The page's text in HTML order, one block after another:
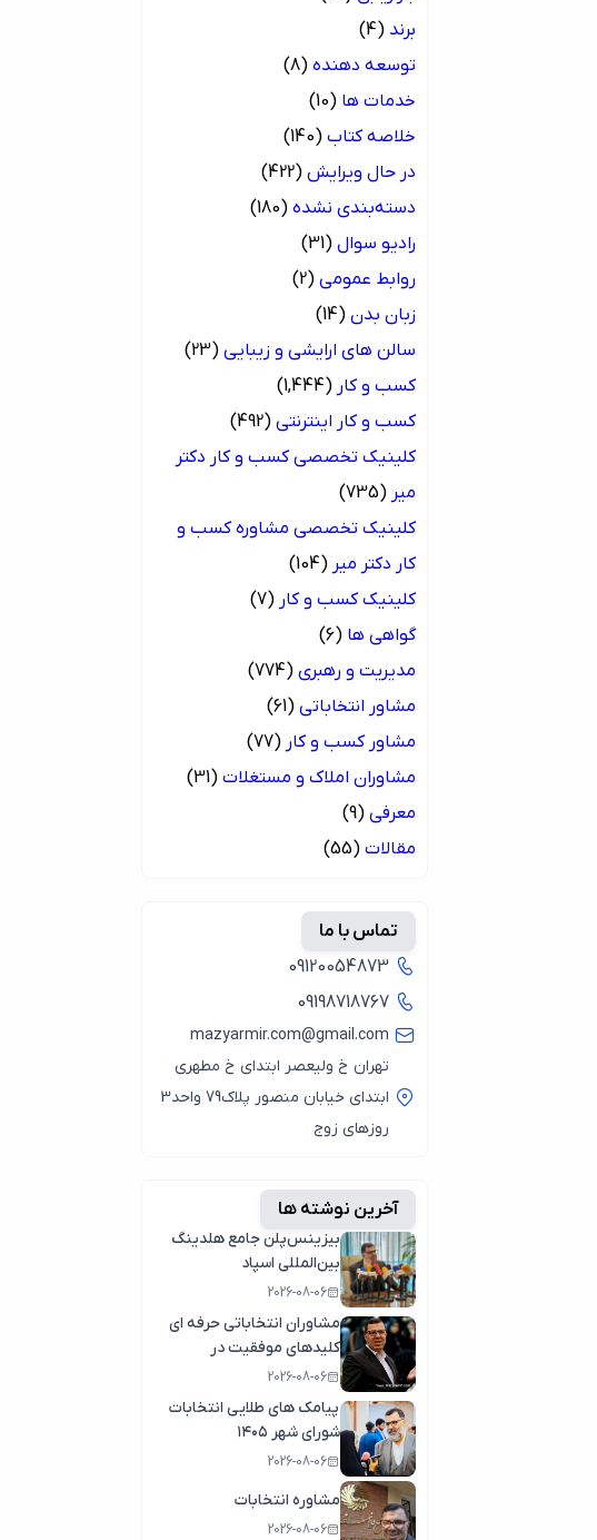
برند (4)
توسعه دهنده (8)
خدمات ها (10)
خلاصه کتاب (140)
در حال ویرایش (422)
دسته‌بندی نشده (180)
رادیو سوال (31)
روابط عمومی (2)
زبان بدن (14)
سالن های ارایشی و زیبایی (23)
کسب و کار (1,444)
کسب و کار اینترنتی (492)
کلینیک تخصصی کسب و کار دکتر
میر (735)
کلینیک تخصصی مشاوره کسب و
کار دکتر میر (104)
کلینیک کسب و کار (7)
گواهی ها (6)
مدیریت و رهبری (774)
مشاور انتخاباتی (61)
مشاور کسب و کار (77)
مشاوران املاک و مستغلات (31)
معرفی (9)
مقالات (55)
تماس با ما
09120054873
09198718767
mazyarmir.com@gmail.com
تهران خ ولیعصر ابتدای خ مطهری
ابتدای خیابان منصور پلاک79 واحد3
روزهای زوج
آخرین نوشته ها
بیزینس‌پلن جامع هلدینگ
بین‌المللی اسپاد
2026-08-06
مشاوران انتخاباتی حرفه ای
کلیدهای موفقیت در
انتخابات سال1404
2026-08-06
پیامک های طلایی انتخابات
شورای شهر ۱۴۰۵
2026-08-06
مشاوره انتخابات
2026-08-06